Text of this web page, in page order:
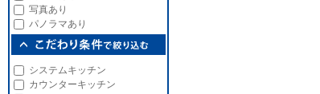
写真あり
パノラマあり
システムキッチン
カウンターキッチン